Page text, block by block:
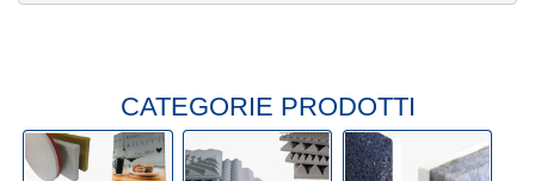
CATEGORIE PRODOTTI